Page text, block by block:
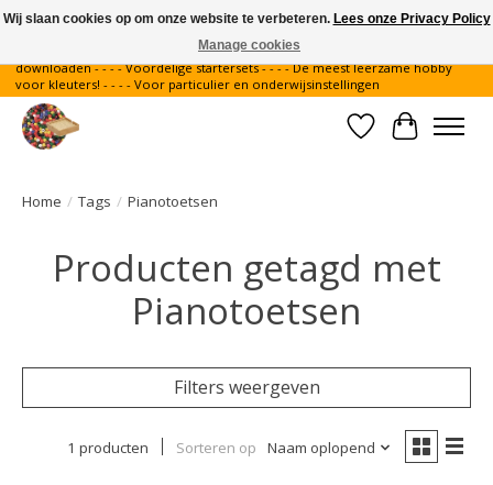
Gratis verzending binnen Nederland - - - - Legvoorbeelden gratis te
downloaden - - - - Voordelige startersets - - - - De meest leerzame hobby
voor kleuters! - - - - Voor particulier en onderwijsinstellingen
Verlanglijst
Home / Tags / Pianotoetsen
Producten getagd met
Pianotoetsen
Filters weergeven
1 producten Sorteren op Naam oplopend
Wij slaan cookies op om onze website te verbeteren. Lees onze Privacy Policy
Manage cookies